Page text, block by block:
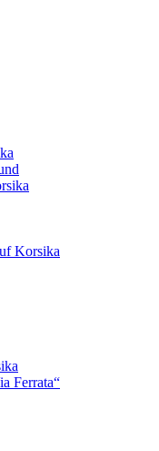
Korsika
Ferrata“